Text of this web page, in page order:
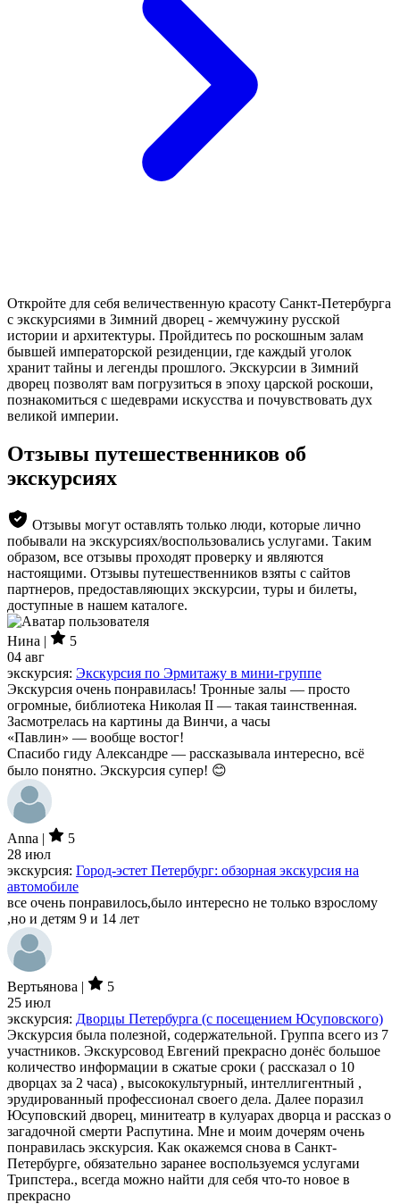
Откройте для себя величественную красоту Санкт-Петербурга
с экскурсиями в Зимний дворец - жемчужину русской
истории и архитектуры. Пройдитесь по роскошным залам
бывшей императорской резиденции, где каждый уголок
хранит тайны и легенды прошлого. Экскурсии в Зимний
дворец позволят вам погрузиться в эпоху царской роскоши,
познакомиться с шедеврами искусства и почувствовать дух
великой империи.
Отзывы путешественников об
экскурсиях
Отзывы могут оставлять только люди, которые лично
побывали на экскурсиях/воспользовались услугами. Таким
образом, все отзывы проходят проверку и являются
настоящими. Отзывы путешественников взяты с сайтов
партнеров, предоставляющих экскурсии, туры и билеты,
доступные в нашем каталоге.
Нина |
5
04 авг
экскурсия: Экскурсия по Эрмитажу в мини-группе
Экскурсия очень понравилась! Тронные залы — просто
огромные, библиотека Николая II — такая таинственная.
Засмотрелась на картины да Винчи, а часы
«Павлин» — вообще востог!
Спасибо гиду Александре — рассказывала интересно, всё
было понятно. Экскурсия супер! 😊
Anna |
5
28 июл
экскурсия: Город-эстет Петербург: обзорная экскурсия на
автомобиле
все очень понравилось,было интересно не только взрослому
,но и детям 9 и 14 лет
Вертьянова |
5
25 июл
экскурсия: Дворцы Петербурга (с посещением Юсуповского)
Экскурсия была полезной, содержательной. Группа всего из 7
участников. Экскурсовод Евгений прекрасно донёс большое
количество информации в сжатые сроки ( рассказал о 10
дворцах за 2 часа) , высококультурный, интеллигентный ,
эрудированный профессионал своего дела. Далее поразил
Юсуповский дворец, минитеатр в кулуарах дворца и рассказ о
загадочной смерти Распутина. Мне и моим дочерям очень
понравилась экскурсия. Как окажемся снова в Санкт-
Петербурге, обязательно заранее воспользуемся услугами
Трипстера., всегда можно найти для себя что-то новое в
прекрасно